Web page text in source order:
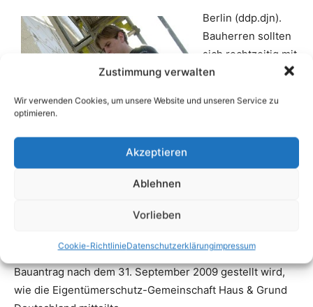
Zustimmung verwalten
Wir verwenden Cookies, um unsere Website und unseren Service zu
optimieren.
Akzeptieren
Ablehnen
Vorlieben
Cookie-RichtlinieDatenschutzerklärungimpressum